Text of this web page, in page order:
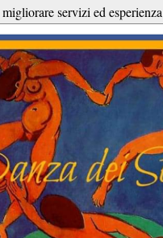
servizi ed